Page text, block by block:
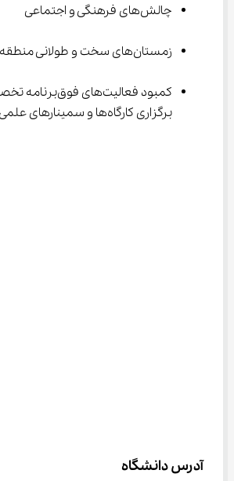
چالش‌های فرهنگی و اجتماعی
زمستان‌های سخت و طولانی منطقه
کمبود فعالیت‌های
برگزاری کارگاه‌ها و سمینارهای علمی
آدرس دانشگاه